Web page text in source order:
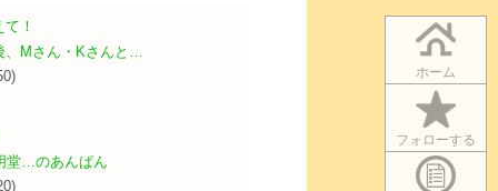
ホーム
フォローする
！
、Mさん・Kさんと…
堂…のあんぱん